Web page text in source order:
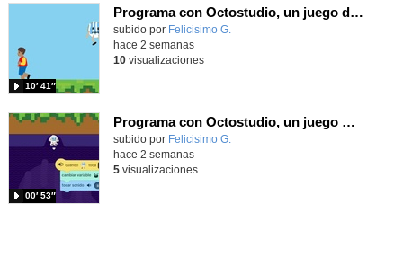
Programa con Octostudio, un juego de 4 personajes ganando la copa del mundo saltando y esquivando rivales.
Contenido educativo.
subido por Felicisimo G.
10′ 41″
hace 2 semanas
10visualizaciones
Programa con Octostudio, un juego moviendo la tablet para ganar con España, el mundial 2026
Contenido educativo.
subido por Felicisimo G.
00′ 53″
hace 2 semanas
5visualizaciones